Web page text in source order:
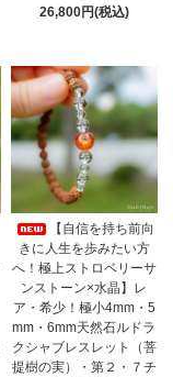
26,800円(税込)
【自信を持ち前向
きに人生を歩みたい方
へ！極上ストロベリーサ
ンストーン×水晶】レ
ア・希少！極小4mm・5
mm・6mm天然石ルドラ
クシャブレスレット（菩
提樹の実）・第２・７チ